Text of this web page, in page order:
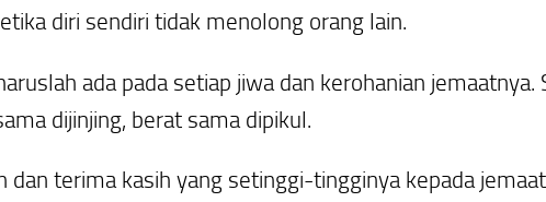
diri sendiri tidak menolong orang lain.
ada pada setiap jiwa dan kerohanian jemaatnya.
dijinjing, berat sama dipikul.
terima kasih yang setinggi-tingginya kepada